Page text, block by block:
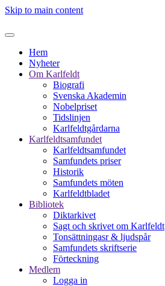
Skip to main content
Hem
Nyheter
Om Karlfeldt
Biografi
Svenska Akademin
Nobelpriset
Tidslinjen
Karlfeldtgårdarna
Karlfeldtsamfundet
Karlfeldtsamfundet
Samfundets priser
Historik
Samfundets möten
Karlfeldtbladet
Bibliotek
Diktarkivet
Sagt och skrivet om Karlfeldt
Tonsättningasr & ljudspår
Samfundets skriftserie
Förteckning
Medlem
Logga in